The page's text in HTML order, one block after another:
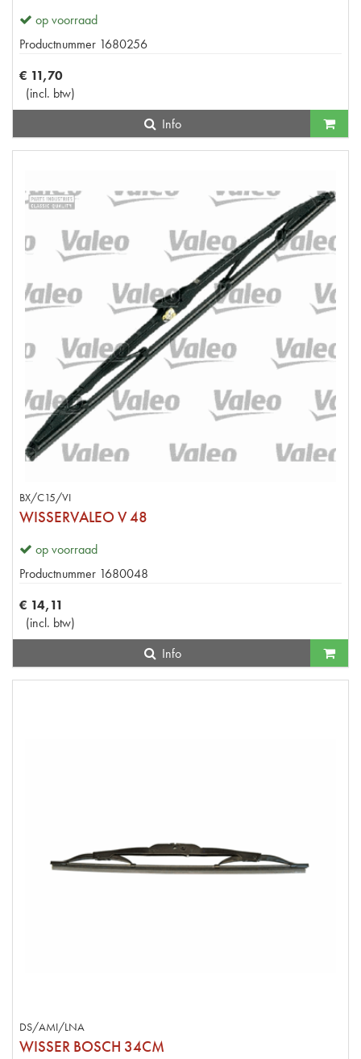
op voorraad
Productnummer 1680256
€ 11,70
(incl. btw)
Info
BX/C15/VI
WISSERVALEO V 48
op voorraad
Productnummer 1680048
€ 14,11
(incl. btw)
Info
DS/AMI/LNA
WISSER BOSCH 34CM